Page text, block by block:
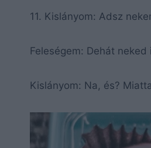
11. Kislányom: Adsz
Feleségem: Dehát
Kislányom: Na, és?